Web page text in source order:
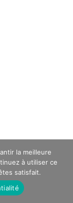
la meilleure
à utiliser ce
satisfait.